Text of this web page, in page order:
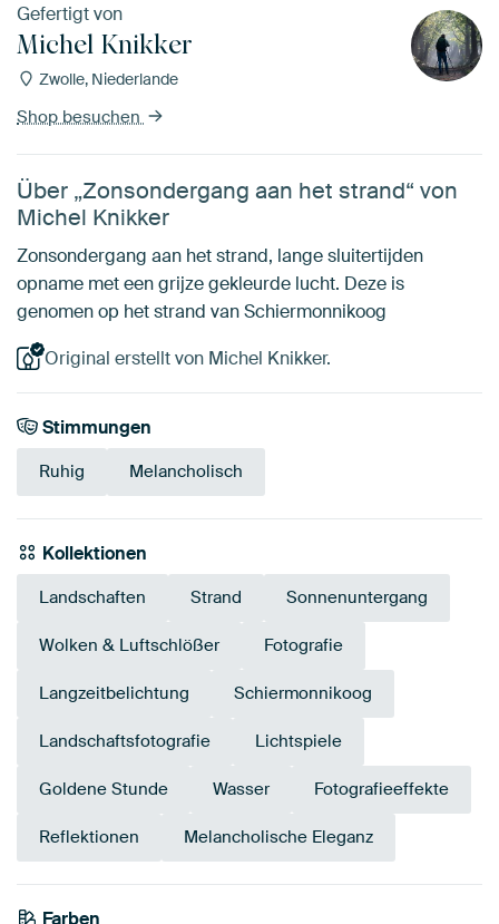
Gefertigt von
Michel Knikker
Zwolle, Niederlande
Shop besuchen
Über „Zonsondergang aan het strand“ von
Michel Knikker
Zonsondergang aan het strand, lange sluitertijden
opname met een grijze gekleurde lucht. Deze is
genomen op het strand van Schiermonnikoog
Original erstellt von Michel Knikker.
Stimmungen
Ruhig Melancholisch
Kollektionen
Landschaften Strand Sonnenuntergang
Wolken & Luftschlößer Fotografie
Langzeitbelichtung Schiermonnikoog
Landschaftsfotografie Lichtspiele
Goldene Stunde Wasser Fotografieeffekte
Reflektionen Melancholische Eleganz
Farben
Grau
Anthrazit